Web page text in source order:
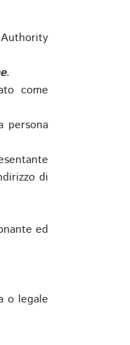
.
come
persona
di
ed
o legale